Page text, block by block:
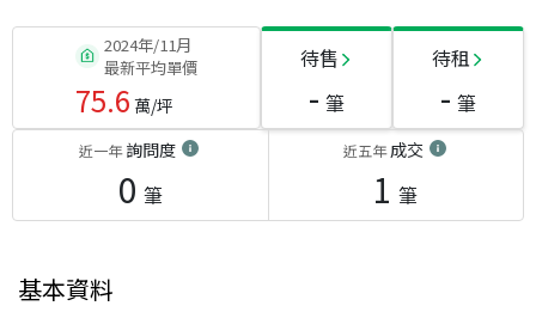
2024年/11月
最新平均單價
75.6 萬/坪
待售
- 筆
待租
- 筆
近一年詢問度
0 筆
近五年成交
1 筆
基本資料